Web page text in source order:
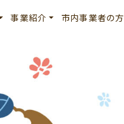
事業紹介 市内事業者の方